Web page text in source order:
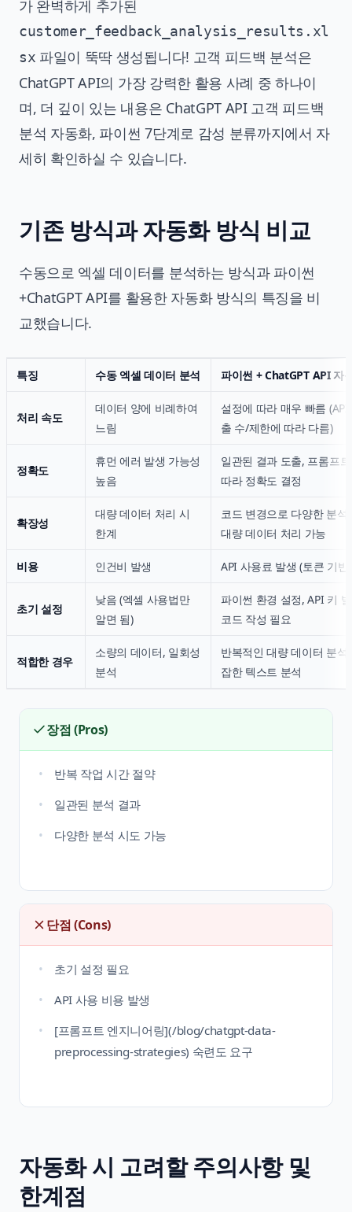
가 완벽하게 추가된
customer_feedback_analysis_results.xl
sx 파일이 뚝딱 생성됩니다! 고객 피드백 분석은
ChatGPT API의 가장 강력한 활용 사례 중 하나이
며, 더 깊이 있는 내용은 ChatGPT API 고객 피드백
분석 자동화, 파이썬 7단계로 감성 분류까지에서 자
세히 확인하실 수 있습니다.
기존 방식과 자동화 방식 비교
수동으로 엑셀 데이터를 분석하는 방식과 파이썬
+ChatGPT API를 활용한 자동화 방식의 특징을 비
교했습니다.
특징 수동 엑셀 데이터 분석 파이썬 + ChatGPT API 자
처리 속도
데이터 양에 비례하여
느림
설정에 따라 매우 빠름 (API
출 수/제한에 따라 다름)
정확도
휴먼 에러 발생 가능성
높음
일관된 결과 도출, 프롬프
따라 정확도 결정
확장성
대량 데이터 처리 시
한계
코드 변경으로 다양한 분석
대량 데이터 처리 가능
비용 인건비 발생 API 사용료 발생 (토큰 기반)
초기 설정
낮음 (엑셀 사용법만
알면 됨)
파이썬 환경 설정, API 키
코드 작성 필요
적합한 경우
소량의 데이터, 일회성
분석
반복적인 대량 데이터 분석
잡한 텍스트 분석
장점 (Pros)
반복 작업 시간 절약
일관된 분석 결과
다양한 분석 시도 가능
단점 (Cons)
초기 설정 필요
API 사용 비용 발생
[프롬프트 엔지니어링](/blog/chatgpt-data-
preprocessing-strategies) 숙련도 요구
자동화 시 고려할 주의사항 및
한계점